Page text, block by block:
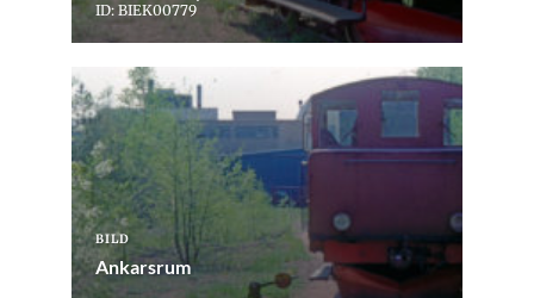
ID: BIEK00779
BILD
Ankarsrum